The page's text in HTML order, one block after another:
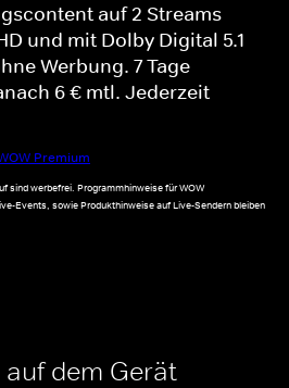
auf 2 Streams
und mit Dolby Digital 5.1
Werbung. 7 Tage
6 € mtl. Jederzeit
Premium
sind werbefrei. Programmhinweise für WOW
Events, sowie Produkthinweise auf Live-Sendern bleiben
auf dem Gerät